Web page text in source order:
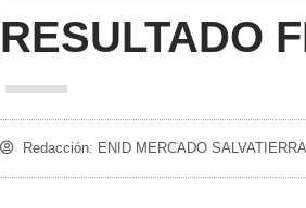
RESULTADO
Redacción: ENID MERCADO SALVATIERRA